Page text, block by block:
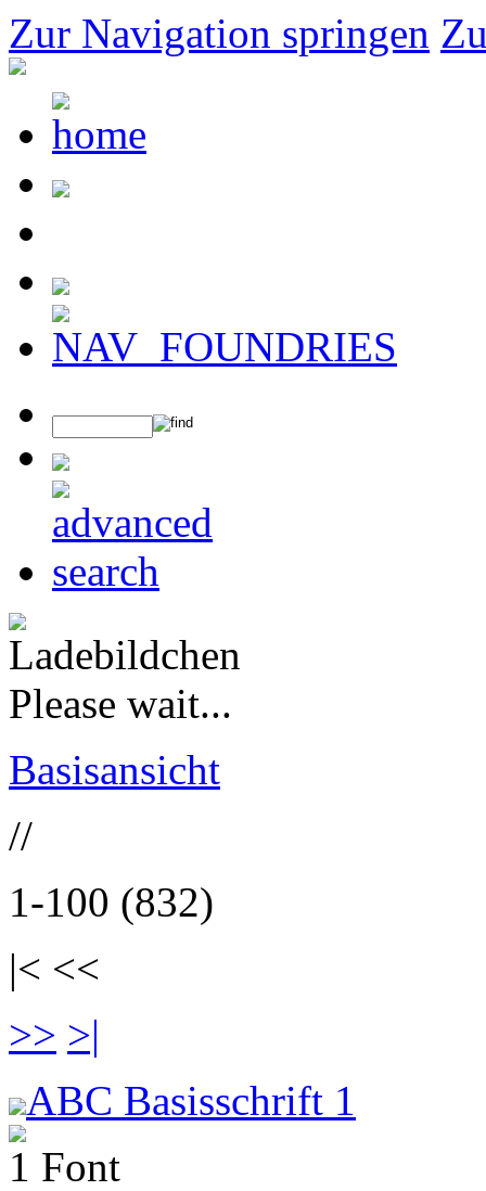
Zur Navigation springen
Please wait...
Basisansicht
//
1-100 (832)
|< <<
>> >|
ABC Basisschrift 1
1 Font